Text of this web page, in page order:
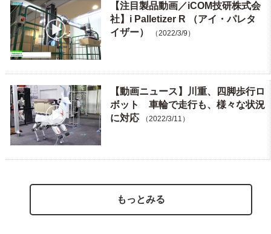
【注目製品動画／iCOM技研株式会
社】i Palletizer R （アイ・パレタ
イザー）
（2022/3/9）
【動画ニュース】川重、四脚歩行ロ
ボット 車輪で走行も、様々な状況
に対応
（2022/3/11）
もっとみる